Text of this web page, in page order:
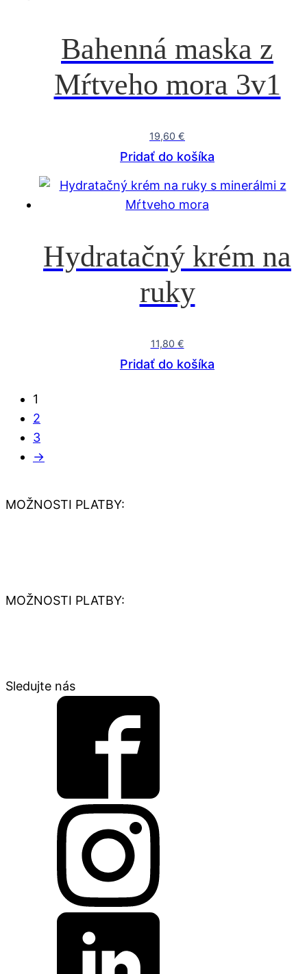
Bahenná maska z
Mŕtveho mora 3v1
19,60 €
Pridať do košíka
Hydratačný krém na
ruky
11,80 €
Pridať do košíka
1
2
3
→
MOŽNOSTI PLATBY:
MOŽNOSTI PLATBY:
Sledujte nás